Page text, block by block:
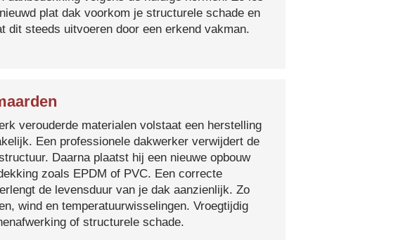
plat dak voorkom je structurele schade en
dit steeds uitvoeren door een erkend vakman.
verouderde materialen volstaat een herstelling
Een professionele dakwerker verwijdert de
Daarna plaatst hij een nieuwe opbouw
zoals EPDM of PVC. Een correcte
de levensduur van je dak aanzienlijk. Zo
wind en temperatuurwisselingen. Vroegtijdig
of structurele schade.